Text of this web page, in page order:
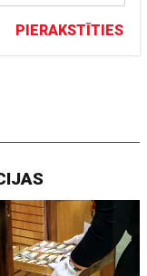
PIERAKSTĪTIES